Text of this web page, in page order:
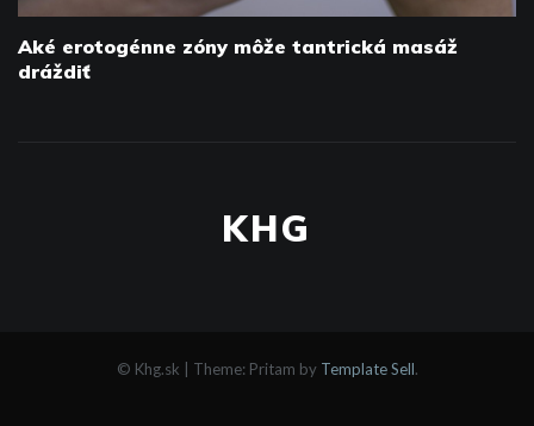
Aké erotogénne zóny môže tantrická masáž
dráždiť
KHG
© Khg.sk Theme: Pritam by Template Sell.